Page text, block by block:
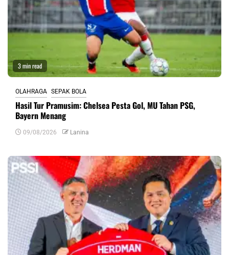
3 min read
OLAHRAGA SEPAK BOLA
Hasil Tur Pramusim: Chelsea Pesta Gol, MU Tahan PSG,
Bayern Menang
09/08/2026 Lanina